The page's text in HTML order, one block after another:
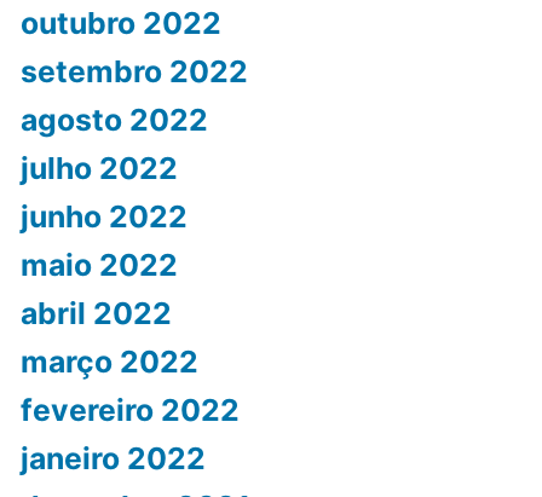
outubro 2022
setembro 2022
agosto 2022
julho 2022
junho 2022
maio 2022
abril 2022
março 2022
fevereiro 2022
janeiro 2022